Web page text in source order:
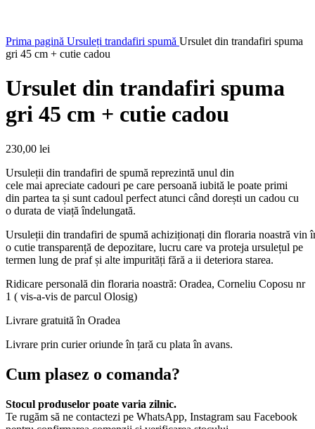
Prima pagină Ursuleți trandafiri spumă Ursulet din trandafiri spuma
gri 45 cm + cutie cadou
Ursulet din trandafiri spuma
gri 45 cm + cutie cadou
230,00 lei
Ursuleții din trandafiri de spumă reprezintă unul din
cele mai apreciate cadouri pe care persoană iubită le poate primi
din partea ta și sunt cadoul perfect atunci când dorești un cadou cu
o durata de viață îndelungată.
Ursuleții din trandafiri de spumă achiziționați din floraria noastră vin
o cutie transparență de depozitare, lucru care va proteja ursulețul pe
termen lung de prafși alte impurități fără a ii deteriora starea.
Ridicare personală din floraria noastră: Oradea, Corneliu Coposu nr
1 ( vis-a-vis de parcul Olosig)
Livrare gratuită în Oradea
Livrare prin curier oriundeîn țară cu plata în avans.
Cum plasez o comanda?
Stocul produselor poate varia zilnic.
Te rugăm să ne contactezi pe WhatsApp, Instagram sau Facebook